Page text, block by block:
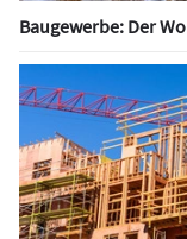
Baugewerbe: Der